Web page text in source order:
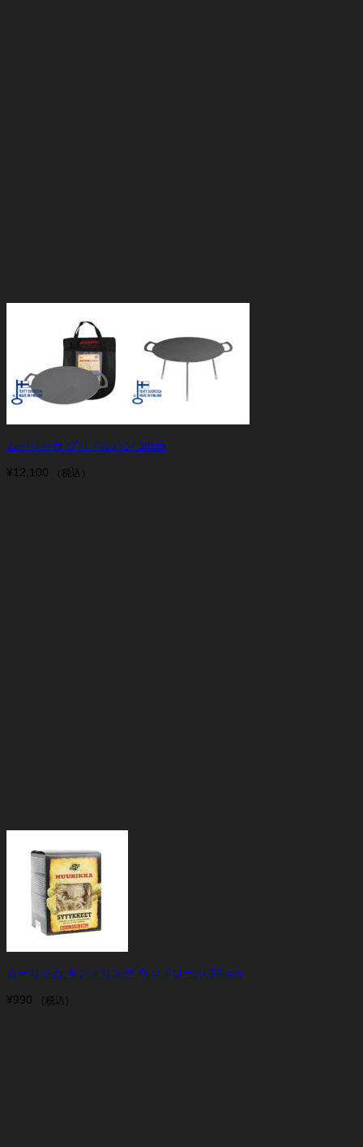
ムーリッカ グリドルパン 38cm
¥12,100 （税込）
ムーリッカ キンドリング ウッドロール 32 pcs
¥990 （税込）